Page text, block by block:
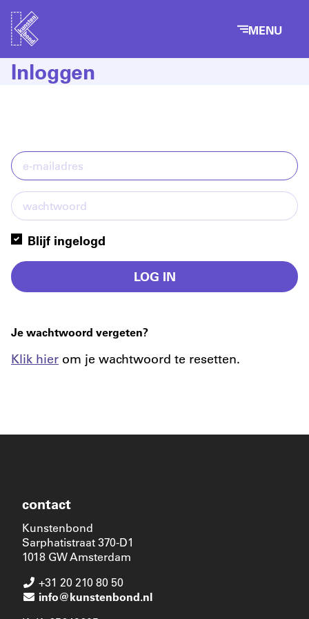
MENU
Inloggen
Blijf ingelogd
LOG IN
Je wachtwoord vergeten?
Klik hier om je wachtwoord te resetten.
contact
Kunstenbond
Sarphatistraat 370-D1
1018 GW Amsterdam
+31 20 210 80 50
info@kunstenbond.nl